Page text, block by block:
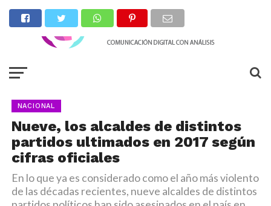
NACIONAL
Nueve, los alcaldes de distintos
partidos ultimados en 2017 según
cifras oficiales
En lo que ya es considerado como el año más violento
de las décadas recientes, nueve alcaldes de distintos